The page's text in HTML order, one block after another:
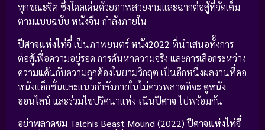
ทุกขณะจิต ซึ่งโดดเด่นด้วยภาพสวยงามและฉากต่อสู้ที่จัดเต็ม
ตามแบบฉบับ หนังจีน กำลังภายใน
ปีศาจแห่งไท่จี๋เป็นภาพยนตร์หนัง2022 ที่นำเสนอทั้งการ
ต่อสู้เพื่อความอยู่รอด การค้นหาความจริง และการเลือกระหว่าง
ความแค้นกับความถูกต้องในยามวิกฤต เป็นอีกหนึ่งผลงานที่คอ
หนังแอ็กชั่นและแนวกำลังภายในไม่ควรพลาดที่จะ ดูหนัง
ออนไลน์ และร่วมไขปริศนาแห่ง เนินปีศาจไปพร้อมกัน
อย่าพลาดชม Talchis Beast Mound (2022) ปีศาจแห่งไท่จี๋